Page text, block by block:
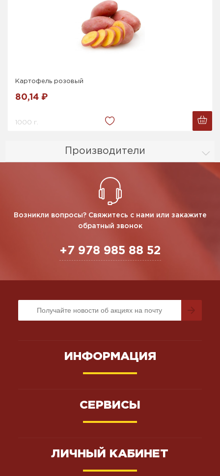
Производители
Картофель розовый
80,14 ₽
1000 г.
Возникли вопросы? Свяжитесь с нами или закажите
обратный звонок
+7 978 985 88 52
ИНФОРМАЦИЯ
СЕРВИСЫ
ЛИЧНЫЙ КАБИНЕТ